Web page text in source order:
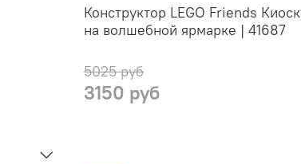
Конструктор LEGO Friends Киоск
на волшебной ярмарке | 41687
5025 руб
3150 руб